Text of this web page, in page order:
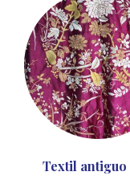
Textil antiguo